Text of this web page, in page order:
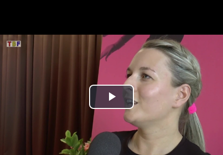
Play
Video